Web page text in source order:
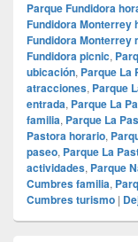
Parque Fundidora
Fundidora Monterrey
Fundidora Monterrey
Fundidora picnic,
ubicación, Parque La
atracciones, Parque
entrada, Parque La
familia, Parque La
Pastora horario,
paseo, Parque La
actividades, Parque
Cumbres familia,
Cumbres turismo |